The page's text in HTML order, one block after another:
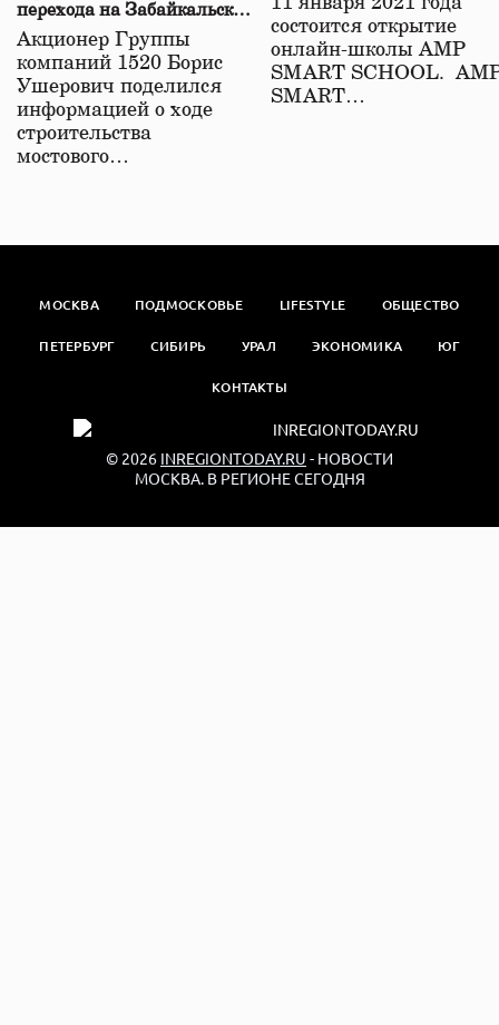
перехода на Забайкальской
железной дороге
Акционер Группы
компаний 1520 Борис
Ушерович поделился
информацией о ходе
строительства
мостового…
состоится открытие
онлайн-школы АМР
SMART SCHOOL.
SMART…
МОСКВА ПОДМОСКОВЬЕ LIFESTYLE ОБЩЕСТВО
ПЕТЕРБУРГ СИБИРЬ УРАЛ ЭКОНОМИКА ЮГ
КОНТАКТЫ
© 2026 INREGIONTODAY.RU - НОВОСТИ
МОСКВА. В РЕГИОНЕ СЕГОДНЯ